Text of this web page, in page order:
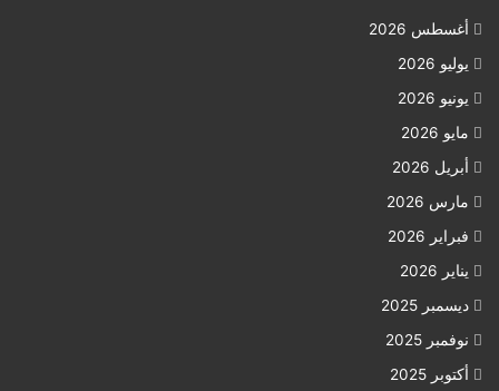
أغسطس 2026
يوليو 2026
يونيو 2026
مايو 2026
أبريل 2026
مارس 2026
فبراير 2026
يناير 2026
ديسمبر 2025
نوفمبر 2025
أكتوبر 2025